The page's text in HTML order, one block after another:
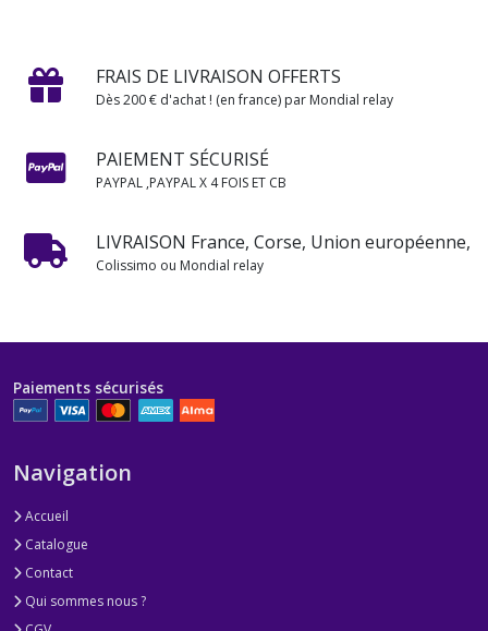
FRAIS DE LIVRAISON OFFERTS
Dès 200 € d'achat ! (en france) par Mondial relay
PAIEMENT SÉCURISÉ
PAYPAL ,PAYPAL X 4 FOIS ET CB
LIVRAISON France, Corse, Union européenne,
Colissimo ou Mondial relay
Paiements sécurisés
Navigation
Accueil
Catalogue
Contact
Qui sommes nous ?